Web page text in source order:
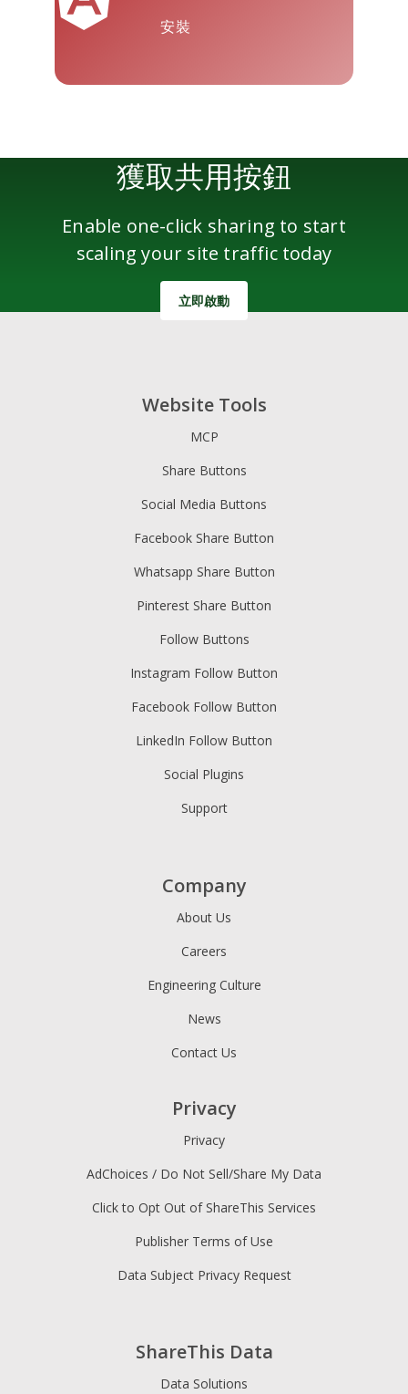
安裝
獲取共用按鈕
Enable one-click sharing to start
scaling your site traffic today
立即啟動
Website Tools
MCP
Share Buttons
Social Media Buttons
Facebook Share Button
Whatsapp Share Button
Pinterest Share Button
Follow Buttons
Instagram Follow Button
Facebook Follow Button
LinkedIn Follow Button
Social Plugins
Support
ShareThis Data
Data Solutions
Company
About Us
Careers
Engineering Culture
News
Contact Us
Privacy
Privacy
AdChoices / Do Not Sell/Share My Data
Click to Opt Out of ShareThis Services
Publisher Terms of Use
Data Subject Privacy Request